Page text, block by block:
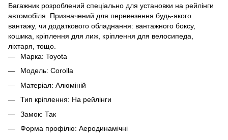
Багажник розроблений спеціально для установки на рейлінги
автомобіля. Призначений для перевезення будь-якого
вантажу, чи додаткового обладнання: вантажного боксу,
кошика, кріплення для лиж, кріплення для велосипеда,
ліхтаря, тощо.
Марка: Toyota
Модель: Corolla
Матеріал: Алюміній
Тип кріплення: На рейлінги
Замок: Так
Форма профілю: Аеродинамічні